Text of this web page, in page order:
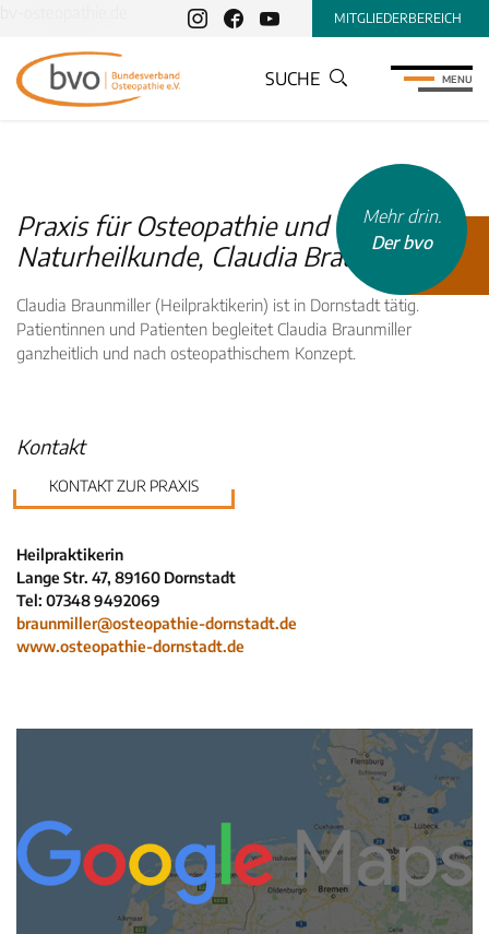
MITGLIEDERBEREICH
SUCHE MENU
Praxis für Osteopathie und
Naturheilkunde, Claudia Braunmiller
Claudia Braunmiller (Heilpraktikerin) ist in Dornstadt tätig.
Patientinnen und Patienten begleitet Claudia Braunmiller
ganzheitlich und nach osteopathischem Konzept.
Kontakt
KONTAKT ZUR PRAXIS
Heilpraktikerin
Lange Str. 47, 89160 Dornstadt
Tel: 07348 9492069
braunmiller@osteopathie-dornstadt.de
www.osteopathie-dornstadt.de
Mehr drin.
Der bvo
Schulen
Krankenkassen
Kleinanzeigen
Veranstaltungen
Inhaltsseiten